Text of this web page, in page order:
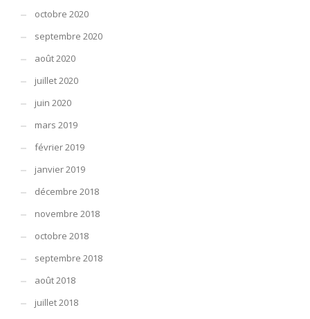
octobre 2020
septembre 2020
août 2020
juillet 2020
juin 2020
mars 2019
février 2019
janvier 2019
décembre 2018
novembre 2018
octobre 2018
septembre 2018
août 2018
juillet 2018